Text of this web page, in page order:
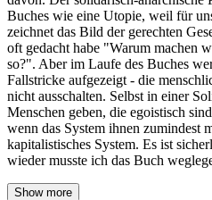
Buches wie eine Utopie, weil für
zeichnet das Bild der gerechten
oft gedacht habe "Warum machen
so?". Aber im Laufe des Buches
Fallstricke aufgezeigt - die
nicht ausschalten. Selbst in einer
Menschen geben, die egoistisch
wenn das System ihnen zumindest
kapitalistisches System. Es ist
wieder musste ich das Buch
Show more